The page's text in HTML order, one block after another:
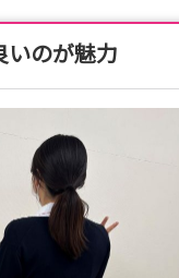
いのが魅力